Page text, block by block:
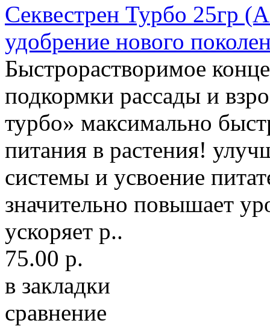
Секвестрен Турбо 25гр
удобрение нового
Быстрорастворимое
подкормки рассады и
турбо» максимально
питания в растения!
системы и усвоение
значительно повышает
ускоряет р..
75.00 р.
в закладки
сравнение